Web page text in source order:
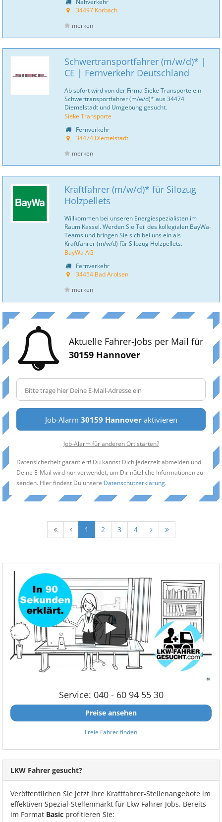
34497 Korbach
merken
Schwertransportfahrer (m/w/d)* |
CE | Fernverkehr Deutschland
Ab sofort wird von der Firma Sieke Transporte ein
Schwertransportfahrer (m/w/d)* aus 34474
Diemelstadt und Umgebung gesucht.
Sieke Transporte
Fernverkehr
34474 Diemelstadt
merken
Kraftfahrer (m/w/d)* für Silozug
Holzpellets
Willkommen bei unseren Energiespezialisten im
Raum Kassel. Werden Sie Teil des kollegialen BayWa-
Teams und bringen Sie sich bei uns ein als
Kraftfahrer (m/w/d) für Silozug Holzpellets.
BayWa AG
Fernverkehr
34454 Bad Arolsen
merken
Aktuelle Fahrer-Jobs per Mail für
30159 Hannover
Job-Alarm 30159 Hannoveraktivieren
Job-Alarm für anderen Ort starten?
Datensicherheit garantiert! Du kannst Dich jederzeit abmelden und
Deine E-Mail wird nur verwendet, um Dir nützliche Informationen zu
senden. Hier findest Du unsere Datenschutzerklärung.
1 2 3 4
Service: 040 - 60 94 55 30
Preise ansehen
Freie Fahrer finden
LKW Fahrer gesucht?
Veröffentlichen Sie jetzt Ihre Kraftfahrer-Stellenangebote im
effektiven Spezial-Stellenmarkt für Lkw Fahrer Jobs. Bereits
im Format Basic profitieren Sie: